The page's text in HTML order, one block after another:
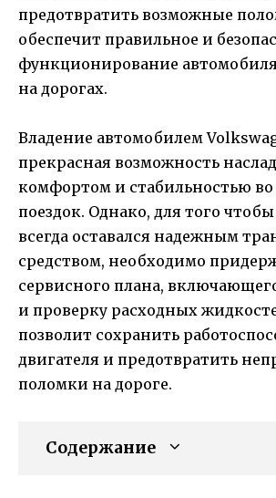
предотвратить возможные
обеспечит правильное и
функционирование
на дорогах.
Владение автомобилем
прекрасная возможность
комфортом и стабильностью
поездок. Однако, для того
всегда оставался надежным
средством, необходимо
сервисного плана,
и проверку расходных
позволит сохранить
двигателя и предотвратить
поломки на дороге.
Содержание